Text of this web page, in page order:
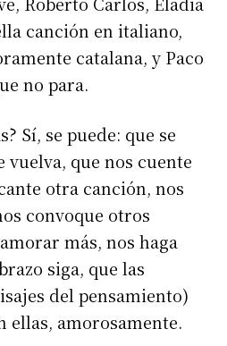
*
canción en italiano,
catalana, y Paco
no para.
Sí, se puede: que se
vuelva, que nos cuente
otra canción, nos
convoque otros
más, nos haga
siga, que las
del pensamiento)
ellas, amorosamente.